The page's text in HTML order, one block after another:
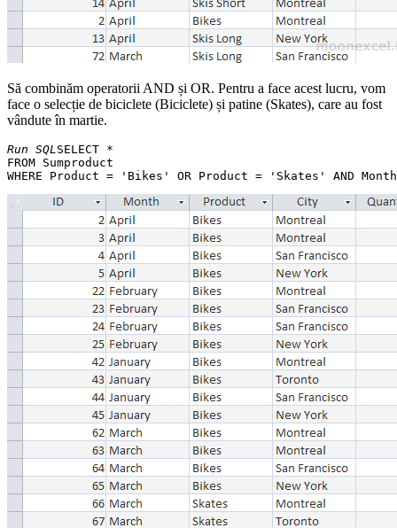
Să combinăm operatorii AND și OR. Pentru a face acest lucru, vom
face o selecție de biciclete (Biciclete) și patine (Skates), care au fost
vândute în martie.
Run SQLSELECT *
FROM Sumproduct